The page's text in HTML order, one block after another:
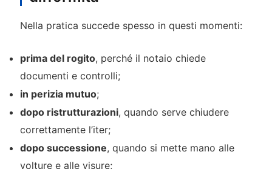
Nella pratica succede spesso in questi momenti:
prima del rogito, perché il notaio chiede
documenti e controlli;
in perizia mutuo;
dopo ristrutturazioni, quando serve chiudere
correttamente l’iter;
dopo successione, quando si mette mano alle
volture e alle visure;